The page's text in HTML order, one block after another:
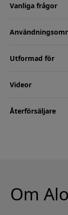
Vanliga frågor
Utformad för
Videor
Återförsäljare
Om